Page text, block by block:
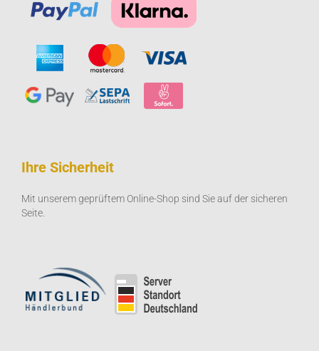
Ihre Sicherheit
Mit unserem geprüftem Online-Shop sind Sie auf der sicheren
Seite.